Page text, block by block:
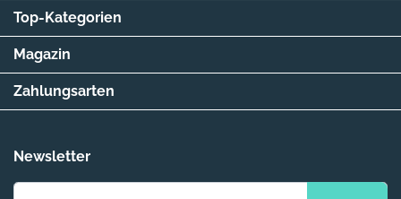
Newsletter
Top-Kategorien
Magazin
Zahlungsarten